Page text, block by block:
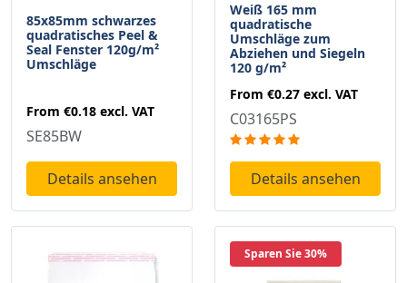
85x85mm schwarzes
quadratisches Peel &
Seal Fenster 120g/m²
Umschläge
From €0.18 excl. VAT
SE85BW
Details ansehen
Weiß 165 mm
quadratische
Umschläge zum
Abziehen und Siegeln
120 g/m²
From €0.27 excl. VAT
C03165PS
Details ansehen
Sparen Sie 30%